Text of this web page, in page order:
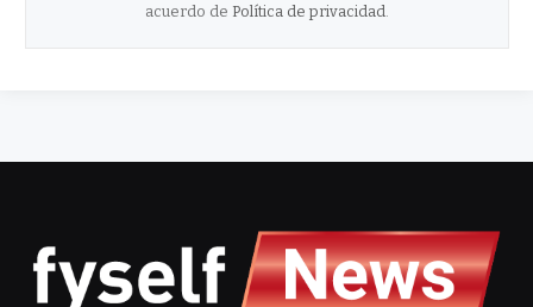
acuerdo de Política de privacidad